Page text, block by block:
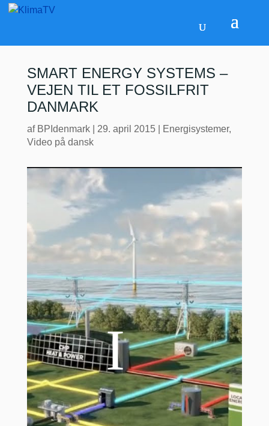
SMART ENERGY SYSTEMS –
VEJEN TIL ET FOSSILFRIT
DANMARK
af BPIdenmark| 29. april 2015| Energisystemer,
Video på dansk